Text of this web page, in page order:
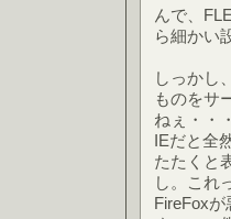
んで、
ら細かい
しっかし
ものをサ
ねぇ・・
IEだと全
たたくと
し。これ
FireFox